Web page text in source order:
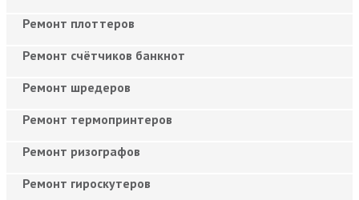
Ремонт плоттеров
Ремонт счётчиков банкнот
Ремонт шредеров
Ремонт термопринтеров
Ремонт ризографов
Ремонт гироскутеров